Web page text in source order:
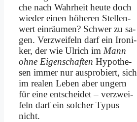
che nach Wahr­heit heu­te doch
wie­der ei­nen hö­he­ren Stel­len­
wert ein­räu­men? Schwer zu sa­
gen. Ver­zwei­feln darf ein Iro­ni­
ker, der wie Ul­rich im Mann
oh­ne Ei­gen­schaf­ten Hy­po­the­
sen im­mer nur aus­pro­biert, sich
im rea­len Le­ben aber un­gern
für ei­ne ent­schei­det – ver­zwei­
feln darf ein sol­cher Ty­pus
nicht.